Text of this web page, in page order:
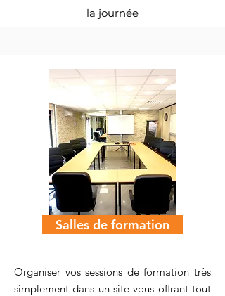
la journée
Salles de formation
Organiser vos sessions de formation très
simplement dans un site vous offrant tout